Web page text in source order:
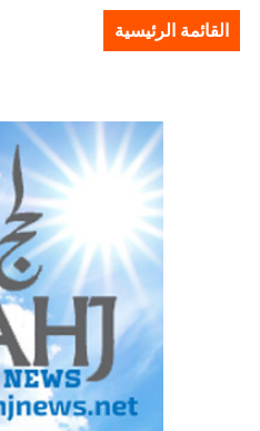
القائمة الرئيسية